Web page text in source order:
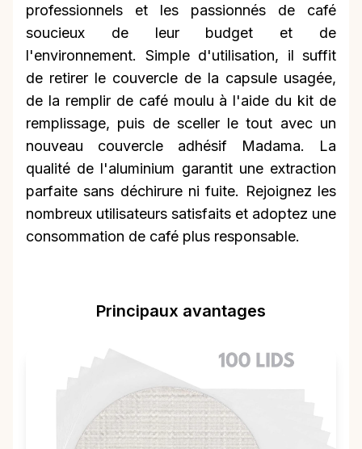
professionnels et les passionnés de café
soucieux de leur budget et de
l'environnement. Simple d'utilisation, il suffit
de retirer le couvercle de la capsule usagée,
de la remplir de café moulu à l'aide du kit de
remplissage, puis de sceller le tout avec un
nouveau couvercle adhésif Madama. La
qualité de l'aluminium garantit une extraction
parfaite sans déchirure ni fuite. Rejoignez les
nombreux utilisateurs satisfaits et adoptez une
consommation de café plus responsable.
Principaux avantages